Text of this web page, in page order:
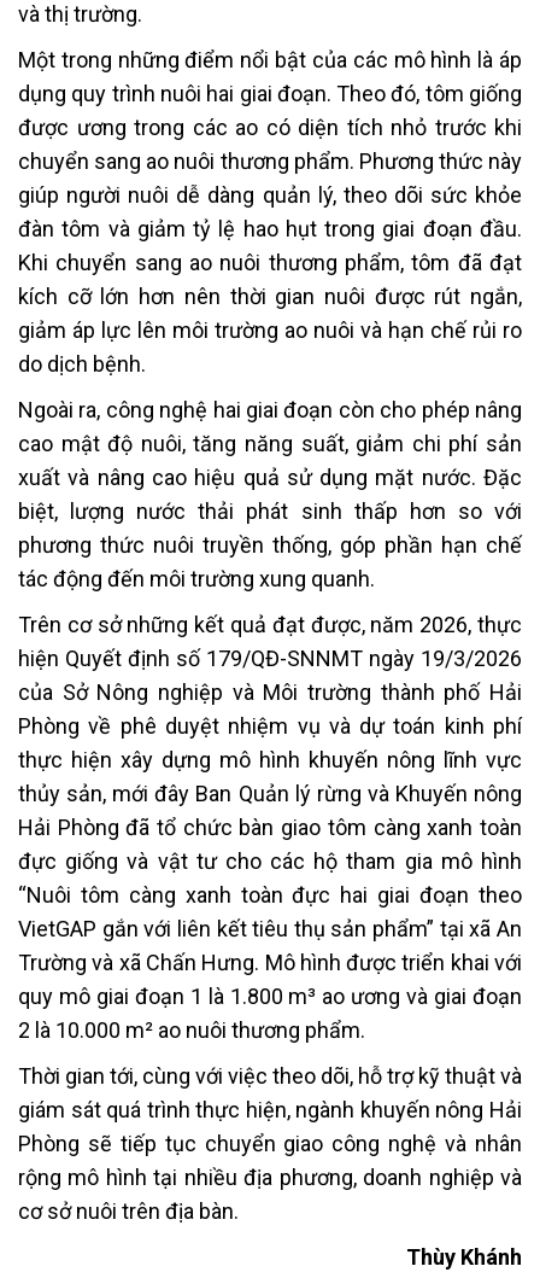
và thị trường.
Một trong những điểm nổi bật của các mô hình là áp
dụng quy trình nuôi hai giai đoạn. Theo đó, tôm giống
được ương trong các ao có diện tích nhỏ trước khi
chuyển sang ao nuôi thương phẩm. Phương thức này
giúp người nuôi dễ dàng quản lý, theo dõi sức khỏe
đàn tôm và giảm tỷ lệ hao hụt trong giai đoạn đầu.
Khi chuyển sang ao nuôi thương phẩm, tôm đã đạt
kích cỡ lớn hơn nên thời gian nuôi được rút ngắn,
giảm áp lực lên môi trường ao nuôi và hạn chế rủi ro
do dịch bệnh.
Ngoài ra, công nghệ hai giai đoạn còn cho phép nâng
cao mật độ nuôi, tăng năng suất, giảm chi phí sản
xuất và nâng cao hiệu quả sử dụng mặt nước. Đặc
biệt, lượng nước thải phát sinh thấp hơn so với
phương thức nuôi truyền thống, góp phần hạn chế
tác động đến môi trường xung quanh.
Trên cơ sở những kết quả đạt được, năm 2026, thực
hiện Quyết định số 179/QĐ-SNNMT ngày 19/3/2026
của Sở Nông nghiệp và Môi trường thành phố Hải
Phòng về phê duyệt nhiệm vụ và dự toán kinh phí
thực hiện xây dựng mô hình khuyến nông lĩnh vực
thủy sản, mới đây Ban Quản lý rừng và Khuyến nông
Hải Phòng đã tổ chức bàn giao tôm càng xanh toàn
đực giống và vật tư cho các hộ tham gia mô hình
“Nuôi tôm càng xanh toàn đực hai giai đoạn theo
VietGAP gắn với liên kết tiêu thụ sản phẩm” tại xã An
Trường và xã Chấn Hưng. Mô hình được triển khai với
quy mô giai đoạn 1 là 1.800 m³ ao ương và giai đoạn
2 là 10.000 m² ao nuôi thương phẩm.
Thời gian tới, cùng với việc theo dõi, hỗ trợ kỹ thuật và
giám sát quá trình thực hiện, ngành khuyến nông Hải
Phòng sẽ tiếp tục chuyển giao công nghệ và nhân
rộng mô hình tại nhiều địa phương, doanh nghiệp và
cơ sở nuôi trên địa bàn.
Thùy Khánh